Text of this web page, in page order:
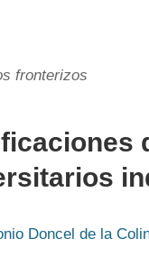
fronterizos
Doncel de la